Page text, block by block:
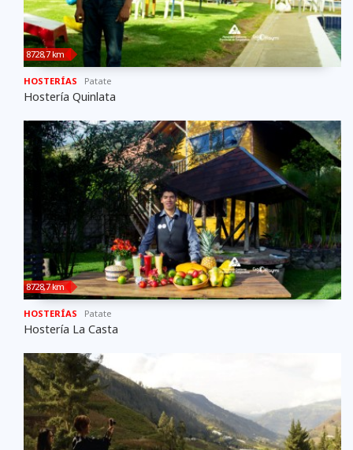
8728,7 km
HOSTERÍAS Patate
Hostería Quinlata
8728,7 km
HOSTERÍAS Patate
Hostería La Casta